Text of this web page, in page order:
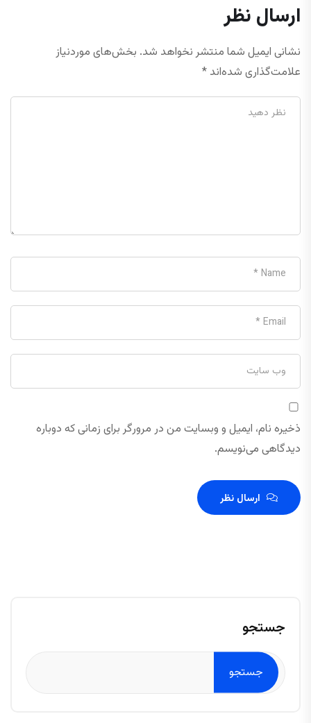
ارسال نظر
نشانی ایمیل شما منتشر نخواهد شد. بخش‌های موردنیاز
علامت‌گذاری شده‌اند *
ذخیره نام، ایمیل و وبسایت من در مرورگر برای زمانی که دوباره
دیدگاهی می‌نویسم.
ارسال نظر
جستجو
جستجو